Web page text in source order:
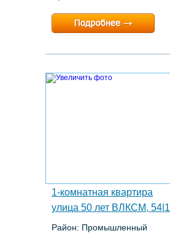
Минимальный срок:1 суток
Расчетный час:12:00
1-комнатная квартира
улица 50 лет ВЛКСМ, 54|1
Район: Промышленный